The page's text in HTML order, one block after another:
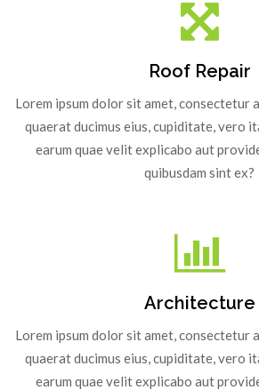
Roof Repair
Lorem ipsum dolor sit amet, consectetur
quaerat ducimus eius, cupiditate, vero
earum quae velit explicabo aut
quibusdam sint ex?
Architecture
Lorem ipsum dolor sit amet, consectetur
quaerat ducimus eius, cupiditate, vero
earum quae velit explicabo aut